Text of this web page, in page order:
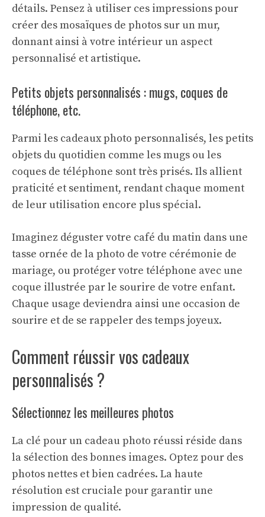
détails. Pensez à utiliser ces impressions pour
créer des mosaïques de photos sur un mur,
donnant ainsi à votre intérieur un aspect
personnalisé et artistique.
Petits objets personnalisés : mugs, coques de
téléphone, etc.
Parmi les cadeaux photo personnalisés, les petits
objets du quotidien comme les mugs ou les
coques de téléphone sont très prisés. Ils allient
praticité et sentiment, rendant chaque moment
de leur utilisation encore plus spécial.
Imaginez déguster votre café du matin dans une
tasse ornée de la photo de votre cérémonie de
mariage, ou protéger votre téléphone avec une
coque illustrée par le sourire de votre enfant.
Chaque usage deviendra ainsi une occasion de
sourire et de se rappeler des temps joyeux.
Comment réussir vos cadeaux
personnalisés ?
Sélectionnez les meilleures photos
La clé pour un cadeau photo réussi réside dans
la sélection des bonnes images. Optez pour des
photos nettes et bien cadrées. La haute
résolution est cruciale pour garantir une
impression de qualité.